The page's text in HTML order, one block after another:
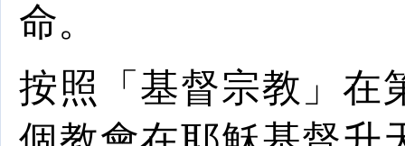
命。
按照「基督宗教」在